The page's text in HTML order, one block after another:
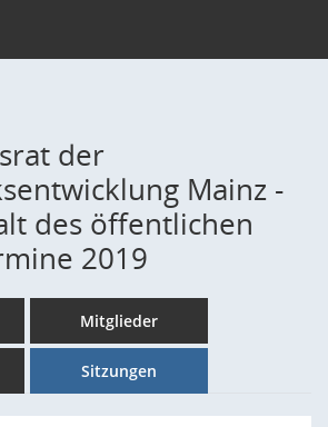
der
Mainz -
des öffentlichen
2019
Mitglieder
Sitzungen